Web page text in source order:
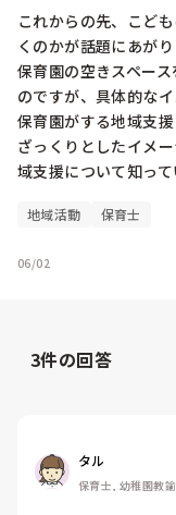
これからの先、こど
くのかが話題にあがり
保育園の空きスペー
のですが、具体的な
保育園がする地域支
ざっくりとしたイメ
域支援について知って
地域活動 保育士
06/02
3件の回答
タル
保育士, 幼稚園教